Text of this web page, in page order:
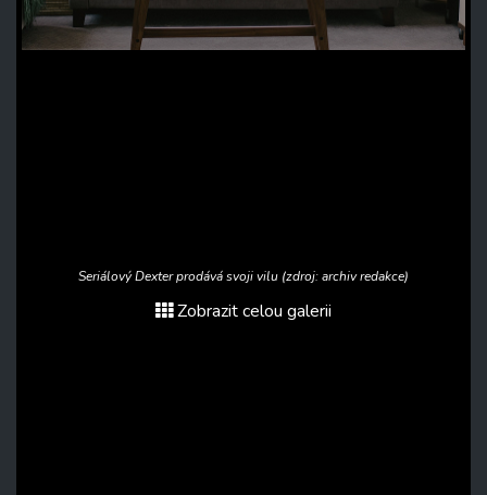
Seriálový Dexter prodává svoji vilu (zdroj: archiv redakce)
Zobrazit celou galerii